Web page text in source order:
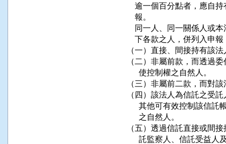
逾一個百分點者，應自
    報。
同一人、同一關係人或
下各款之人，併列入申報
（一）直接、間接持有該
（二）非屬前款，而透過
      使控制權之自然人。
（三）非屬前二款，而對
（四）該法人為信託之受
其他可有效控制該信
      之自然人。
（五）透過信託直接或間
託監察人、信託受益